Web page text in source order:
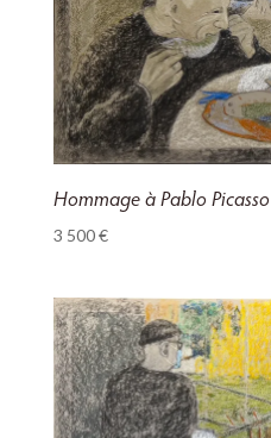
Hommage à Pablo Picasso
3 500€